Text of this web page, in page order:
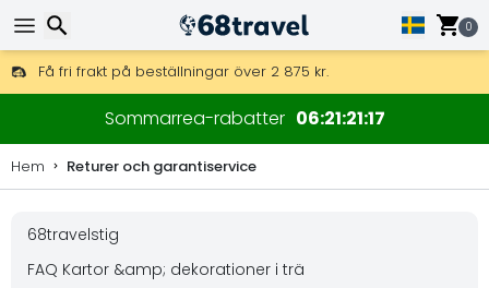
0
Få fri frakt på beställningar över 2 875 kr.
DHL Express över natten är också tillgängligt.
30 dagar för retur, 90 dagar för träkartor och dekorationer.
Sommarrea-rabatter 06212116
Hem Returer och garantiservice
68travelstig
FAQ Kartor &amp; dekorationer i trä